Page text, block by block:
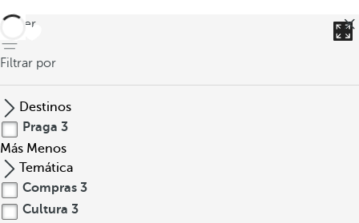
volver
Filtrar por
Destinos
Praga 3
Más Menos
Temática
Compras 3
Cultura 3